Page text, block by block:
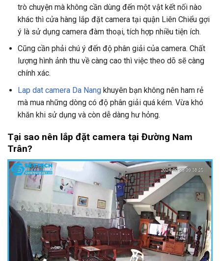
trò chuyện mà không cần dùng đến một vật kết nối nào
khác thì cửa hàng lắp đặt camera tại quận Liên Chiểu gợi
ý là sử dụng camera đàm thoại, tích hợp nhiều tiện ích.
Cũng cần phải chú ý đến độ phân giải của camera. Chất
lượng hình ảnh thu về càng cao thì việc theo dõ sẽ càng
chính xác.
Lap dat camera Da Nangkhuyên bạn không nên ham rẻ
mà mua những dòng có độ phân giải quá kém. Vừa khó
khăn khi sử dụng và còn dễ dàng hư hỏng.
Tại sao nên lắp đặt camera tại Đường Nam
Trân?